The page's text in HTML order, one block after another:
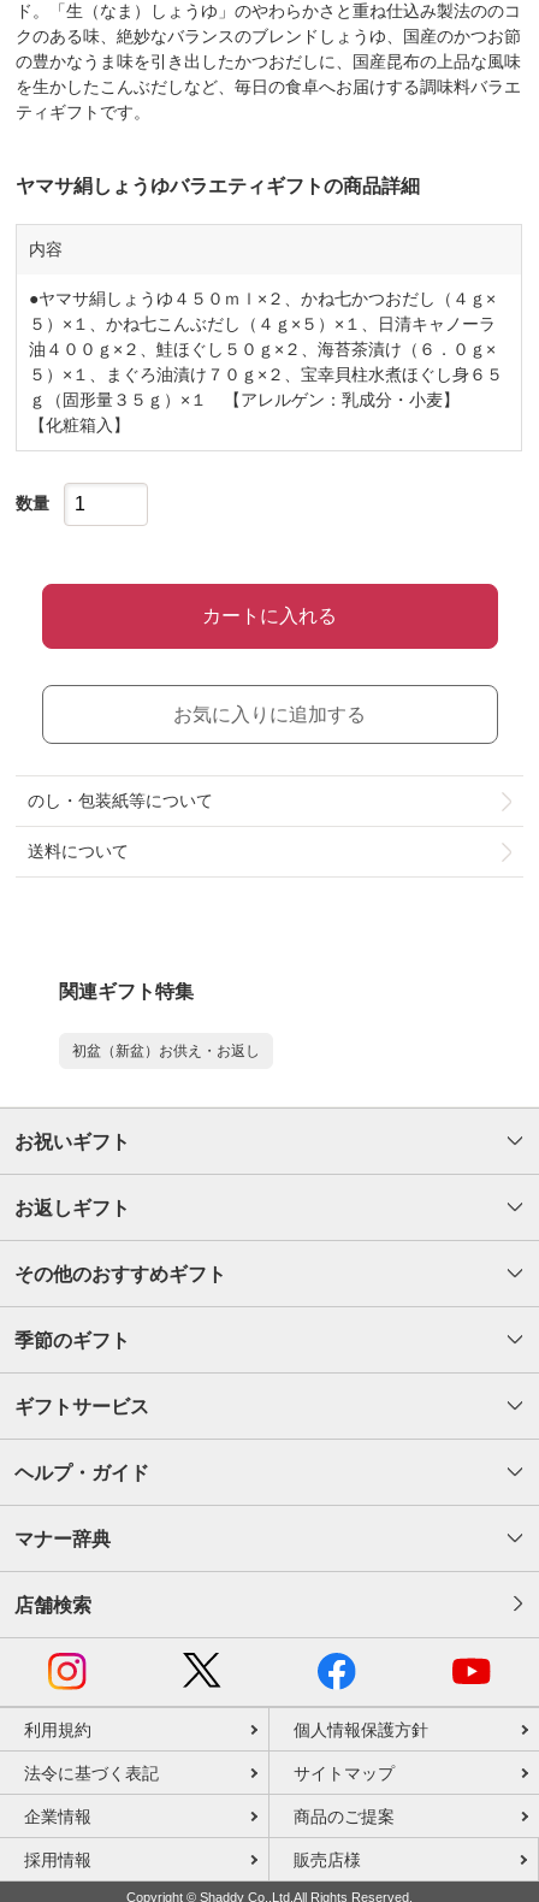
ド。「生（なま）しょうゆ」のやわらかさと重ね仕込み製法ののコ
クのある味、絶妙なバランスのブレンドしょうゆ、国産のかつお節
の豊かなうま味を引き出したかつおだしに、国産昆布の上品な風味
を生かしたこんぶだしなど、毎日の食卓へお届けする調味料バラエ
ティギフトです。
ヤマサ絹しょうゆバラエティギフトの商品詳細
内容
●ヤマサ絹しょうゆ４５０ｍｌ×２、かね七かつおだし（４ｇ×
５）×１、かね七こんぶだし（４ｇ×５）×１、日清キャノーラ
油４００ｇ×２、鮭ほぐし５０ｇ×２、海苔茶漬け（６．０ｇ×
５）×１、まぐろ油漬け７０ｇ×２、宝幸貝柱水煮ほぐし身６５
ｇ（固形量３５ｇ）×１ 【アレルゲン：乳成分・小麦】
【化粧箱入】
数量
カートに入れる
お気に入りに追加する
のし・包装紙等について
送料について
関連ギフト特集
初盆（新盆）お供え・お返し
お祝いギフト
お返しギフト
その他のおすすめギフト
季節のギフト
ギフトサービス
ヘルプ・ガイド
マナー辞典
店舗検索
利用規約 個人情報保護方針
法令に基づく表記 サイトマップ
企業情報 商品のご提案
採用情報 販売店様
Copyright © Shaddy Co.,Ltd.All Rights Reserved.